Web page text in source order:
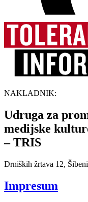
NAKLADNIK:
Udruga za
medijske
– TRIS
Drniških žrtava 12,
Impresum